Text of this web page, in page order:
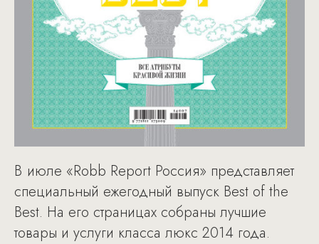
В июле «Robb Report Россия» представляет
специальный ежегодный выпуск Best of the
Best. На его страницах собраны лучшие
товары и услуги класса люкс 2014 года.